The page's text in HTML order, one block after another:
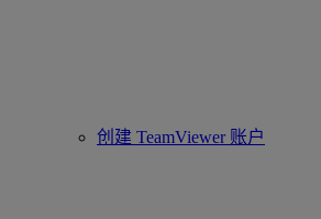
创建 TeamViewer 账户